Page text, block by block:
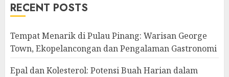
RECENT POSTS
Tempat Menarik di Pulau Pinang: Warisan George
Town, Ekopelancongan dan Pengalaman Gastronomi
Epal dan Kolesterol: Potensi Buah Harian dalam